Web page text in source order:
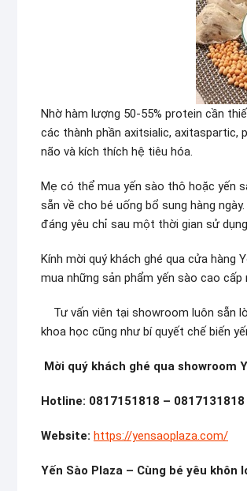
Nhờ hàm lượng 50-55% protein cần
các thành phần axitsialic, axitaspartic,
não và kích thích hệ tiêu hóa.
Mẹ có thể mua yến sào thô hoặc yến
sẵn về cho bé uống bổ sung hàng
đáng yêu chỉ sau một thời gian sử dụng.
Kính mời quý khách ghé qua cửa hàng
mua những sản phẩm yến sào cao cấp
Tư vấn viên tại showroom luôn sẵn
khoa học cũng như bí quyết chế biến
Mời quý khách ghé qua showroom
Hotline: 0817151818 – 0817131818
Website: https://yensaoplaza.com/
Yến Sào Plaza – Cùng bé yêu khôn